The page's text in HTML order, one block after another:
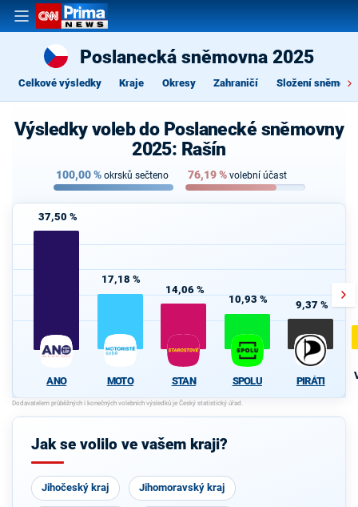
Poslanecká sněmovna 2025
Celkové výsledky Kraje Okresy Zahraničí Složení
Výsledky voleb do Poslanecké sněmovny
2025: Rašín
100,00% okrsků sečteno 76,19% volební účast
37,50 %
ANO
17,18 %
MOTO
14,06 %
STAN
10,93 %
SPOLU
9,37 %
PIRÁTI
Jak se volilo ve vašem kraji?
Jihočeský kraj Jihomoravský kraj